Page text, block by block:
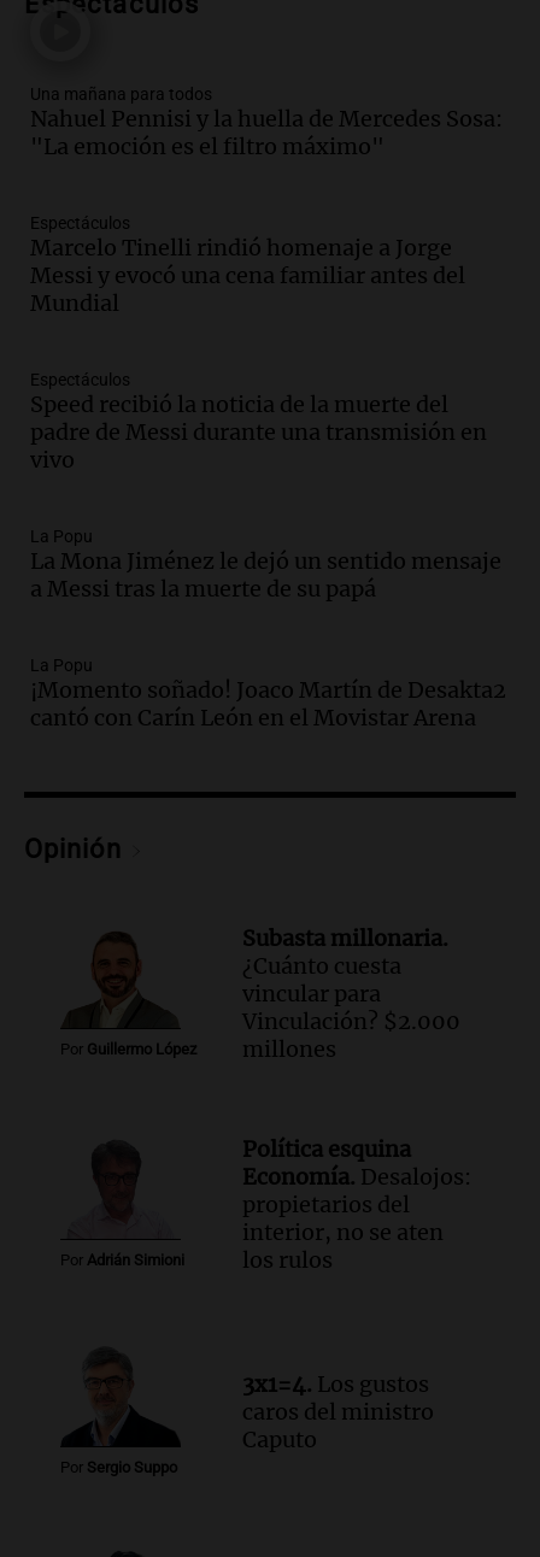
metros del río Suquía y retiraron hasta
Episodios
Audio.La historia de la servilleta que
firmó Jorge Messi para el primer
Episodios
Audio.Joan Gaspart: "Sin Jorge, no sé si
Messi hubiera llegado adonde llegó"
Audio.El orgullo y el sueño argentino de
Jorge Messi en una entrevista con Rony
Vargas en 2007
Audio.El abuelo de Agostina Vega, tras
las nuevas detenciones: "En esa casa
Episodios
Audio. Una nutricionista derribó el mito
del desayuno ideal: qué alimentos
Episodios
Audio.Mateo, a los 25 años, lucha
contra el tiempo: necesita un trasplante
para poder seguir viviend
Estiman que la inflación nacional
de julio será menor al 2,9% registrado
en CABA
Una mañana para todos
Episodios
Una mañana para todos
Episodios
Audio.Chile planteó mejorar la
conectividad fronteriza, aérea y digital
con Jujuy
Una mañana para todos
Nahuel Pennisi y la huella de Mercedes Sosa:
"La emoción es el filtro máximo"
Espectáculos
Marcelo Tinelli rindió homenaje a Jorge
Messi y evocó una cena familiar antes del
Mundial
Espectáculos
Speed recibió la noticia de la muerte del
padre de Messi durante una transmisión en
vivo
La Popu
La Mona Jiménez le dejó un sentido mensaje
a Messi tras la muerte de su papá
La Popu
¡Momento soñado! Joaco Martín de Desakta2
cantó con Carín León en el Movistar Arena
Opinión
Por Guillermo López
Subasta millonaria.
¿Cuánto cuesta
vincular para
Vinculación? $2.000
millones
Por Adrián Simioni
Política esquina
Economía. Desalojos:
propietarios del
interior, no se aten
los rulos
Por Sergio Suppo
3x1=4. Los gustos
caros del ministro
Caputo